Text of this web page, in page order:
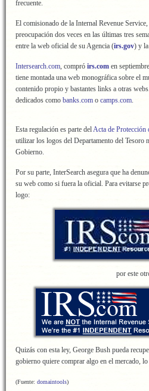
frecuente.
El comisionado de la Internal Revenue Service,
preocupación dos veces en las últimas tres
entre la web oficial de su Agencia (irs.gov) y la
Intersearch.com, compró irs.com en
tiene montada una web monográfica sobre el
contenido propio y bastantes links a otras
dedicados como banks.com o camps.com.
Esta regulación es parte delActa de Protección
utilizar los logos del Departamento del Tesoro
Gobierno.
Por su parte, InterSearch asegura que ha
su web como si fuera la oficial. Para evitarse
logo:
por este
Quizás con esta ley, George Bush pueda
gobierno quiere comprar algo en el mercado,
(Fuente: domaintools)